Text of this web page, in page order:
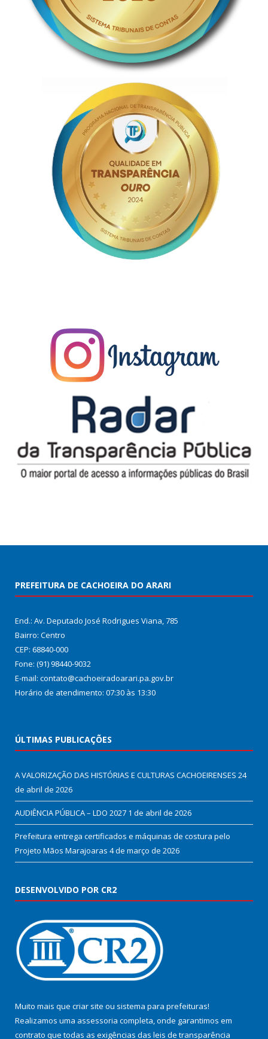
PREFEITURA DE CACHOEIRA DO ARARI
End.: Av. Deputado José Rodrigues Viana, 785
Bairro: Centro
CEP: 68840-000
Fone: (91) 98440-9032
E-mail: contato@cachoeiradoarari.pa.gov.br
Horário de atendimento: 07:30 às 13:30
ÚLTIMAS PUBLICAÇÕES
A VALORIZAÇÃO DAS HISTÓRIAS E CULTURAS CACHOEIRENSES 24
de abril de 2026
AUDIÊNCIA PÚBLICA – LDO 2027 1 de abril de 2026
Prefeitura entrega certificados e máquinas de costura pelo
Projeto Mãos Marajoaras 4 de março de 2026
DESENVOLVIDO POR CR2
Muito mais que criar site ou sistema para prefeituras!
Realizamos uma assessoria completa, onde garantimos em
contrato que todas as exigências das leis de transparência